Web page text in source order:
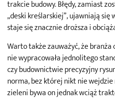
trakcie budowy. Błędy, zamiast
„deski kreślarskiej”, ujawniają
staje się znacznie droższa i
Warto także zauważyć, że branża
nie wypracowała jednolitego
czy budownictwie precyzyjny
norma, bez której nikt nie
zieleni bywa on jednak wciąż